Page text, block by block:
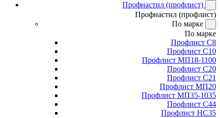
Профнастил (профлист)
Профнастил (профлист)
По марке
По марке
Профлист С8
Профлист С10
Профлист МП18-1100
Профлист С20
Профлист С21
Профлист МП20
Профлист МП35-1035
Профлист С44
Профлист НС35